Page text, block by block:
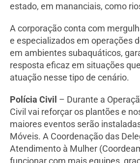
estado, em mananciais, como
A corporação conta com
e especializados em operações
em ambientes subaquáticos,
resposta eficaz em situações
atuação nesse tipo de cenário.
Polícia Civil – Durante a
Civil vai reforçar os plantões e
maiores eventos serão
Móveis. A Coordenação das
Atendimento à Mulher
funcionar com mais equipes,